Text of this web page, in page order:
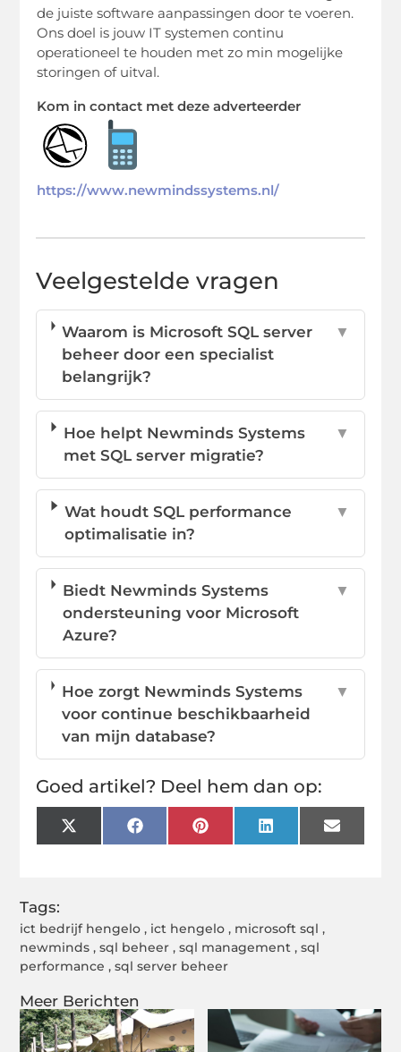
Meer Berichten
de juiste software aanpassingen door te voeren.
Ons doel is jouw IT systemen continu
operationeel te houden met zo min mogelijke
storingen of uitval.
Kom in contact met deze adverteerder
https://www.newmindssystems.nl/
Veelgestelde vragen
Waarom is Microsoft SQL server
beheer door een specialist
belangrijk?
▼
Hoe helpt Newminds Systems
met SQL server migratie?
▼
Wat houdt SQL performance
optimalisatie in?
▼
Biedt Newminds Systems
ondersteuning voor Microsoft
Azure?
▼
Hoe zorgt Newminds Systems
voor continue beschikbaarheid
van mijn database?
▼
Goed artikel? Deel hem dan op:
X
(Twitter)
FacebookPinterestLinkedInEmail
Tags:
ict bedrijf hengelo , ict hengelo , microsoft sql ,
newminds ,sql beheer ,sql management ,sql
performance ,sql server beheer